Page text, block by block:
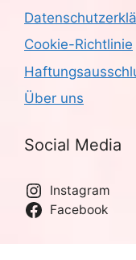
Cookie-Richtlinie
Über uns
Social Media
Instagram
Facebook